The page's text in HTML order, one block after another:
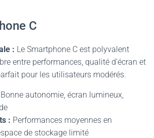
C
: Le Smartphone C est polyvalent
entre performances, qualité d’écran et
pour les utilisateurs modérés.
Bonne autonomie, écran lumineux,
: Performances moyennes en
de stockage limité